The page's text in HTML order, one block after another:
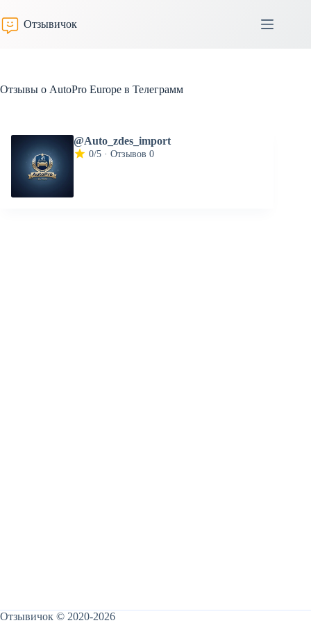
к
сути
Отзывичок
Отзывы о AutoPro Europe в Телеграмм
@Auto_zdes_import
0/5 · Отзывов 0
Отзывичок © 2020-2026